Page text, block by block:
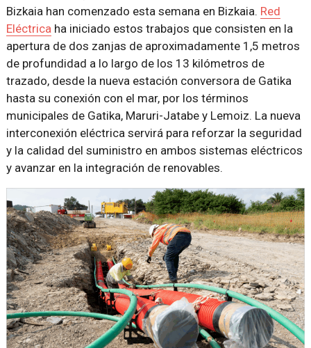
Bizkaia han comenzado esta semana en Bizkaia. Red
Eléctricaha iniciado estos trabajos que consisten en la
apertura de dos zanjas de aproximadamente 1,5 metros
de profundidad a lo largo de los 13 kilómetros de
trazado, desde la nueva estación conversora de Gatika
hasta su conexión con el mar, por los términos
municipales de Gatika, Maruri-Jatabe y Lemoiz. La nueva
interconexión eléctrica servirá para reforzar la seguridad
y la calidad del suministro en ambos sistemas eléctricos
y avanzar en la integración de renovables.